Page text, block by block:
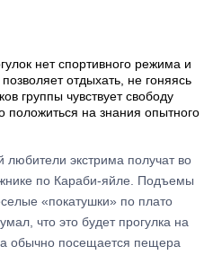
нет спортивного режима и
отдыхать, не гоняясь
группы чувствует свободу
на знания опытного
экстрима получат во
по Караби-яйле. Подъемы
«покатушки» по плато
что это будет прогулка на
обычно посещается пещера